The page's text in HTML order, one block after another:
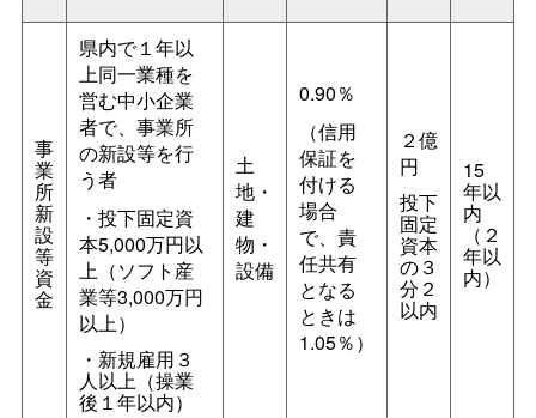
事
業
所
新
設
等
資
金
県内で１年以
上同一業種を
営む中小企業
者で、事業所
の新設等を行
う者
・投下固定資
本5,000万円以
上（ソフト産
業等3,000万円
以上）
・新規雇用３
人以上（操業
後１年以内）
土
地・
建
物・
設備
0.90％
（信用
保証を
付ける
場合
で、責
任共有
となる
ときは
1.05％）
２億
円
投下
固定
資本
の３
分２
以内
15
年以
内
（２
年以
内）